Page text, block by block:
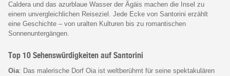
Caldera und das azurblaue Wasser der Ägäis machen die Insel zu
einem unvergleichlichen Reiseziel. Jede Ecke von Santorini erzählt
eine Geschichte – von uralten Kulturen bis zu romantischen
Sonnenuntergängen.
Top 10 Sehenswürdigkeiten auf Santorini
Oia: Das malerische Dorf Oia ist weltberühmt für seine spektakulären